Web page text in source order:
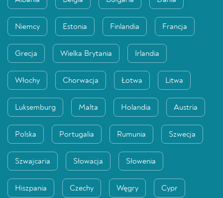
Niemcy Estonia Finlandia Francja
Grecja Wielka Brytania Irlandia
Włochy Chorwacja Łotwa Litwa
Luksemburg Malta Holandia Austria
Polska Portugalia Rumunia Szwecja
Szwajcaria Słowacja Słowenia
Hiszpania Czechy Węgry Cypr